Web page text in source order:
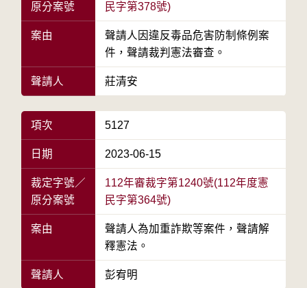
原分案號
民字第378號)
案由
聲請人因違反毒品危害防制條例案
件，聲請裁判憲法審查。
聲請人 莊清安
項次 5127
日期 2023-06-15
裁定字號／
原分案號
112年審裁字第1240號(112年度憲
民字第364號)
案由
聲請人為加重詐欺等案件，聲請解
釋憲法。
聲請人 彭宥明